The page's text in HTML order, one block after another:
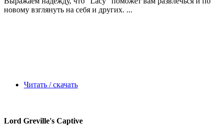
новому взглянуть на себя и других. ...
Читать / скачать
Lord Greville's Captive